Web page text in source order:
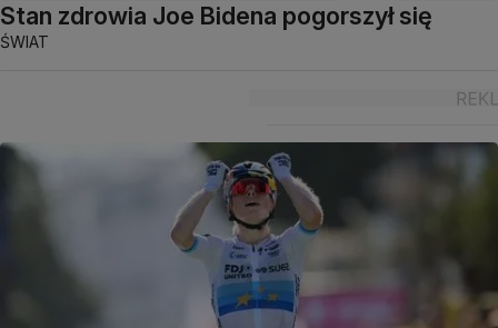
Stan zdrowia Joe Bidena pogorszył się
ŚWIAT